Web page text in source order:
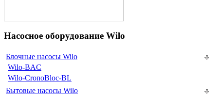
Насосное оборудование Wilo
Блочные насосы Wilo
Wilo-BAC
Wilo-CronoBloc-BL
Бытовые насосы Wilo